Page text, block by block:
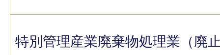
特別管理産業廃棄物処理業（廃